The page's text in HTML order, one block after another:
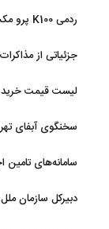
ردمی K100 پرو مکس با باتری غول‌پیکر و شارژ بی‌سیم روانه بازار می‌شود
جزئیاتی از
رئیسه مجلس:
منطقه چقدر
سخنگوی آبفای
سامانه‌های
دبیرکل سازمان